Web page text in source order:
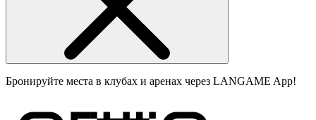
Бронируйте места в клубах и аренах через LANGAME App!